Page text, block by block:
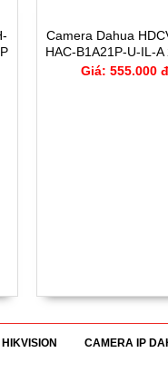
Camera Dahua
HAC-B1A21P-U-IL-A
Giá: 555.000 đ
CAMERA IP